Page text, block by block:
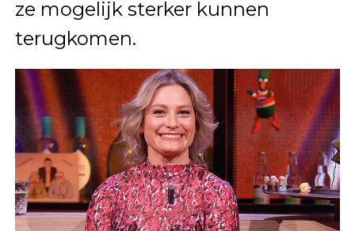
ze mogelijk sterker kunnen
terugkomen.